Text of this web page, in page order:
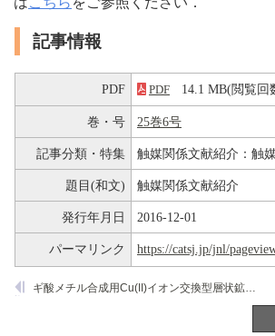
記事情報
PDF PDF 14.1 MB(閲覧回
巻・号 25巻6号
記事分類・特集 触媒関係文献紹介：触
題目(和文) 触媒関係文献紹介
発行年月日 2016-12-01
パーマリンク https://catsj.jp/jnl/
ギ酸メチル合成用Cu(II)イオン交換型層状鉱物触媒